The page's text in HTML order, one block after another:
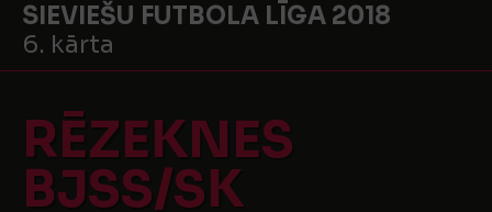
SIEVIEŠU FUTBOLA LĪGA 2018
6. kārta
RĒZEKNES
BJSS/SK